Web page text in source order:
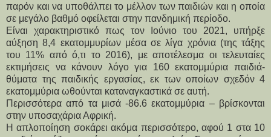
παρόν και να υποθάλπει το μέλλον των παιδιών και η οποία
σε μεγάλο βαθμό οφείλεται στην πανδημική περίοδο.
Είναι χαρακτηριστικό πως τον Ιούνιο του 2021, υπήρξε
αύξηση 8,4 εκατομμυρίων μέσα σε λίγα χρόνια (της τάξης
του 11% από ό,τι το 2016), με αποτέλεσμα οι τελευταίες
εκτιμήσεις να κάνουν λόγο για 160 εκατομμύρια παιδιά-
θύματα της παιδικής εργασίας, εκ των οποίων σχεδόν 4
εκατομμύρια ωθούνται καταναγκαστικά σε αυτή.
Περισσότερα από τα μισά -86.6 εκατομμύρια – βρίσκονται
στην υποσαχάρια Αφρική.
Η απλοποίηση σοκάρει ακόμα περισσότερο, αφού 1 στα 10